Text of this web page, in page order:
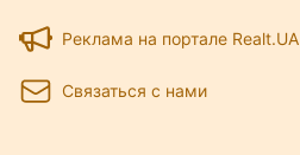
Реклама на портале Realt.UA
Связаться с нами